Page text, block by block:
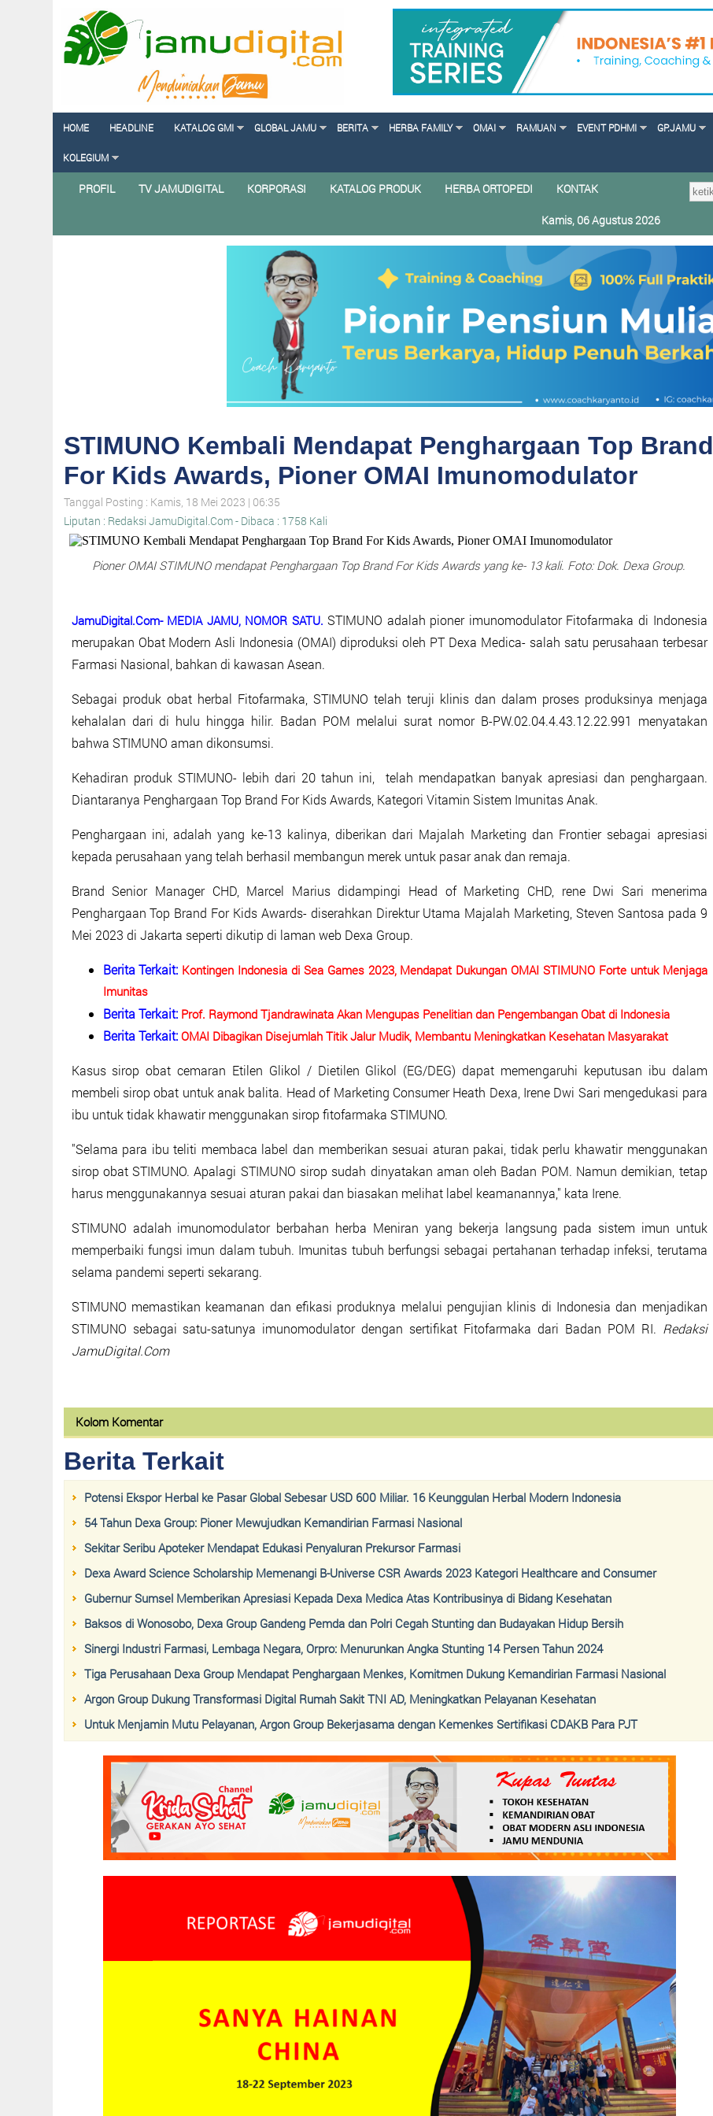
HOME HEADLINE KATALOG GMI GLOBAL JAMU BERITA HERBA FAMILY OMAI RAMUAN EVENT PDHMI GP.JAMU
KOLEGIUM
PROFIL TV JAMUDIGITAL KORPORASI KATALOG PRODUK HERBA ORTOPEDI KONTAK
Kamis, 06 Agustus 2026
STIMUNO Kembali Mendapat Penghargaan Top Brand
For Kids Awards, Pioner OMAI Imunomodulator
Tanggal Posting : Kamis, 18 Mei 2023 | 06:35
Liputan : Redaksi JamuDigital.Com - Dibaca : 1758 Kali
Pioner OMAI STIMUNO mendapat Penghargaan Top Brand For Kids Awards yang ke- 13 kali. Foto: Dok. Dexa Group.
JamuDigital.Com- MEDIA JAMU, NOMOR SATU. STIMUNO adalah pioner imunomodulator Fitofarmaka di Indonesia
merupakan Obat Modern Asli Indonesia (OMAI) diproduksi oleh PT Dexa Medica- salah satu perusahaan terbesar
Farmasi Nasional, bahkan di kawasan Asean.
Sebagai produk obat herbal Fitofarmaka, STIMUNO telah teruji klinis dan dalam proses produksinya menjaga
kehalalan dari di hulu hingga hilir. Badan POM melalui surat nomor B-PW.02.04.4.43.12.22.991 menyatakan
bahwa STIMUNO aman dikonsumsi.
Kehadiran produk STIMUNO- lebih dari 20 tahun ini, telah mendapatkan banyak apresiasi dan penghargaan.
Diantaranya Penghargaan Top Brand For Kids Awards, Kategori Vitamin Sistem Imunitas Anak.
Penghargaan ini, adalah yang ke-13 kalinya, diberikan dari Majalah Marketing dan Frontier sebagai apresiasi
kepada perusahaan yang telah berhasil membangun merek untuk pasar anak dan remaja.
Brand Senior Manager CHD, Marcel Marius didampingi Head of Marketing CHD, rene Dwi Sari menerima
Penghargaan Top Brand For Kids Awards- diserahkan Direktur Utama Majalah Marketing, Steven Santosa pada 9
Mei 2023 di Jakarta seperti dikutip di laman web Dexa Group.
Berita Terkait: Kontingen Indonesia di Sea Games 2023, Mendapat Dukungan OMAI STIMUNO Forte untuk Menjaga
Imunitas
Berita Terkait: Prof. Raymond Tjandrawinata Akan Mengupas Penelitian dan Pengembangan Obat di Indonesia
Berita Terkait: OMAI Dibagikan Disejumlah Titik Jalur Mudik, Membantu Meningkatkan Kesehatan Masyarakat
Kasus sirop obat cemaran Etilen Glikol / Dietilen Glikol (EG/DEG) dapat memengaruhi keputusan ibu dalam
membeli sirop obat untuk anak balita. Head of Marketing Consumer Heath Dexa, Irene Dwi Sari mengedukasi para
ibu untuk tidak khawatir menggunakan sirop fitofarmaka STIMUNO.
"Selama para ibu teliti membaca label dan memberikan sesuai aturan pakai, tidak perlu khawatir menggunakan
sirop obat STIMUNO. Apalagi STIMUNO sirop sudah dinyatakan aman oleh Badan POM. Namun demikian, tetap
harus menggunakannya sesuai aturan pakai dan biasakan melihat label keamanannya," kata Irene.
STIMUNO adalah imunomodulator berbahan herba Meniran yang bekerja langsung pada sistem imun untuk
memperbaiki fungsi imun dalam tubuh. Imunitas tubuh berfungsi sebagai pertahanan terhadap infeksi, terutama
selama pandemi seperti sekarang.
STIMUNO memastikan keamanan dan efikasi produknya melalui pengujian klinis di Indonesia dan menjadikan
STIMUNO sebagai satu-satunya imunomodulator dengan sertifikat Fitofarmaka dari Badan POM RI. Redaksi
JamuDigital.Com
Kolom Komentar
Berita Terkait
Potensi Ekspor Herbal ke Pasar Global Sebesar USD 600 Miliar. 16 Keunggulan Herbal Modern Indonesia
54 Tahun Dexa Group: Pioner Mewujudkan Kemandirian Farmasi Nasional
Sekitar Seribu Apoteker Mendapat Edukasi Penyaluran Prekursor Farmasi
Dexa Award Science Scholarship Memenangi B-Universe CSR Awards 2023 Kategori Healthcare and Consumer
Gubernur Sumsel Memberikan Apresiasi Kepada Dexa Medica Atas Kontribusinya di Bidang Kesehatan
Baksos di Wonosobo, Dexa Group Gandeng Pemda dan Polri Cegah Stunting dan Budayakan Hidup Bersih
Sinergi Industri Farmasi, Lembaga Negara, Orpro: Menurunkan Angka Stunting 14 Persen Tahun 2024
Tiga Perusahaan Dexa Group Mendapat Penghargaan Menkes, Komitmen Dukung Kemandirian Farmasi Nasional
Argon Group Dukung Transformasi Digital Rumah Sakit TNI AD, Meningkatkan Pelayanan Kesehatan
Untuk Menjamin Mutu Pelayanan, Argon Group Bekerjasama dengan Kemenkes Sertifikasi CDAKB Para PJT